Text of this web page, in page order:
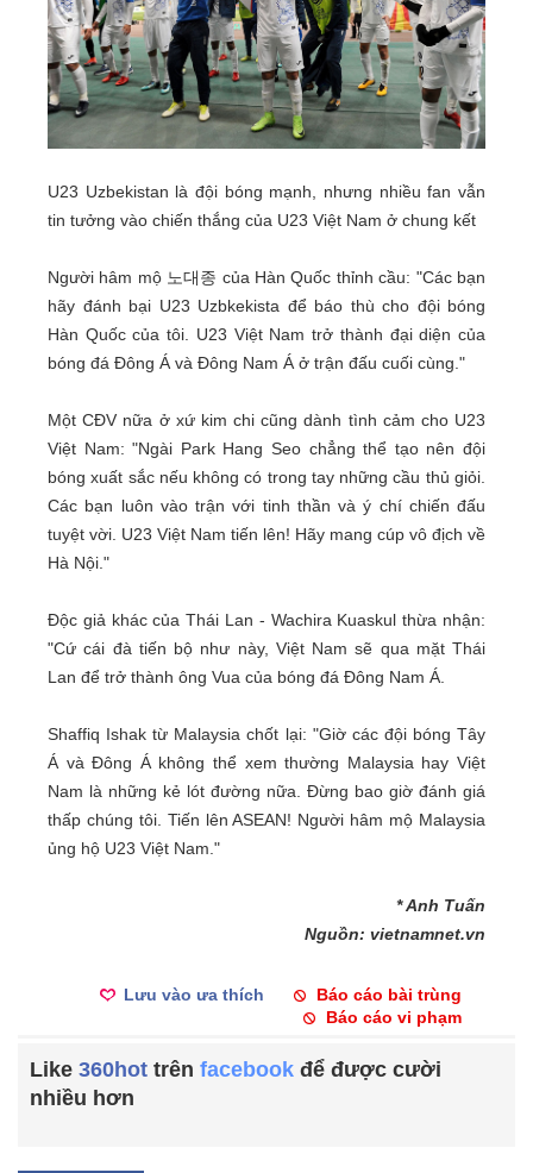
U23 Uzbekistan là đội bóng mạnh, nhưng nhiều fan vẫn
tin tưởng vào chiến thắng của U23 Việt Nam ở chung kết
Người hâm mộ 노대종 của Hàn Quốc thỉnh cầu: "Các bạn
hãy đánh bại U23 Uzbkekista để báo thù cho đội bóng
Hàn Quốc của tôi. U23 Việt Nam trở thành đại diện của
bóng đá Đông Á và Đông Nam Á ở trận đấu cuối cùng."
Một CĐV nữa ở xứ kim chi cũng dành tình cảm cho U23
Việt Nam: "Ngài Park Hang Seo chẳng thể tạo nên đội
bóng xuất sắc nếu không có trong tay những cầu thủ giỏi.
Các bạn luôn vào trận với tinh thần và ý chí chiến đấu
tuyệt vời. U23 Việt Nam tiến lên! Hãy mang cúp vô địch về
Hà Nội."
Độc giả khác của Thái Lan - Wachira Kuaskul thừa nhận:
"Cứ cái đà tiến bộ như này, Việt Nam sẽ qua mặt Thái
Lan để trở thành ông Vua của bóng đá Đông Nam Á.
Shaffiq Ishak từ Malaysia chốt lại: "Giờ các đội bóng Tây
Á và Đông Á không thể xem thường Malaysia hay Việt
Nam là những kẻ lót đường nữa. Đừng bao giờ đánh giá
thấp chúng tôi. Tiến lên ASEAN! Người hâm mộ Malaysia
ủng hộ U23 Việt Nam."
* Anh Tuấn
Nguồn: vietnamnet.vn
Lưu vào ưa thích
Báo cáo bài trùng
Báo cáo vi phạm
Like 360hot trên facebook để được cười
nhiều hơn